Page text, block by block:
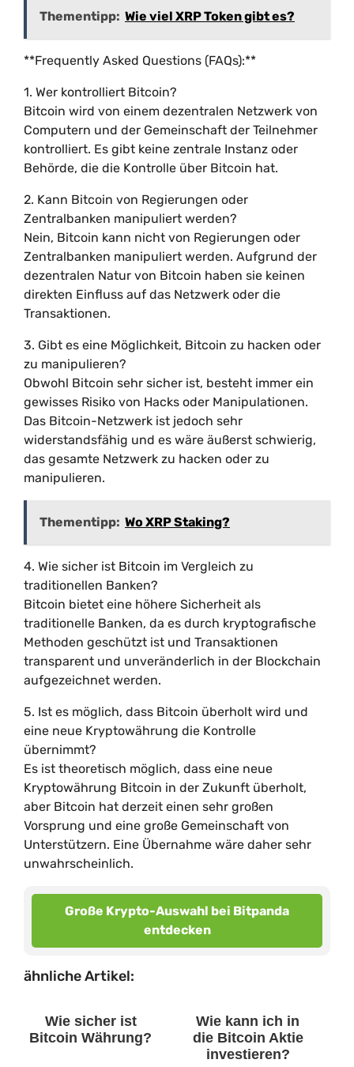
Thementipp: Wie viel XRP Token gibt es?
**Frequently Asked Questions (FAQs):**
1. Wer kontrolliert Bitcoin?
Bitcoin wird von einem dezentralen Netzwerk von
Computern und der Gemeinschaft der Teilnehmer
kontrolliert. Es gibt keine zentrale Instanz oder
Behörde, die die Kontrolle über Bitcoin hat.
2. Kann Bitcoin von Regierungen oder
Zentralbanken manipuliert werden?
Nein, Bitcoin kann nicht von Regierungen oder
Zentralbanken manipuliert werden. Aufgrund der
dezentralen Natur von Bitcoin haben sie keinen
direkten Einfluss auf das Netzwerk oder die
Transaktionen.
3. Gibt es eine Möglichkeit, Bitcoin zu hacken oder
zu manipulieren?
Obwohl Bitcoin sehr sicher ist, besteht immer ein
gewisses Risiko von Hacks oder Manipulationen.
Das Bitcoin-Netzwerk ist jedoch sehr
widerstandsfähig und es wäre äußerst schwierig,
das gesamte Netzwerk zu hacken oder zu
manipulieren.
Thementipp: Wo XRP Staking?
4. Wie sicher ist Bitcoin im Vergleich zu
traditionellen Banken?
Bitcoin bietet eine höhere Sicherheit als
traditionelle Banken, da es durch kryptografische
Methoden geschützt ist und Transaktionen
transparent und unveränderlich in der Blockchain
aufgezeichnet werden.
5. Ist es möglich, dass Bitcoin überholt wird und
eine neue Kryptowährung die Kontrolle
übernimmt?
Es ist theoretisch möglich, dass eine neue
Kryptowährung Bitcoin in der Zukunft überholt,
aber Bitcoin hat derzeit einen sehr großen
Vorsprung und eine große Gemeinschaft von
Unterstützern. Eine Übernahme wäre daher sehr
unwahrscheinlich.
Große Krypto-Auswahl bei Bitpanda
entdecken
ähnliche Artikel:
Wie sicher ist
Bitcoin Währung?
Wie kann ich in
die Bitcoin Aktie
investieren?